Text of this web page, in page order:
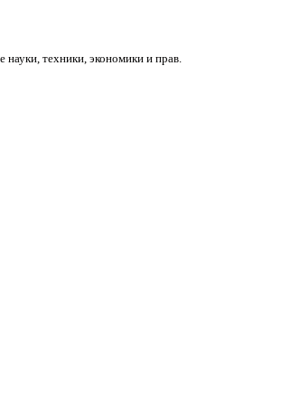
техники, экономики и прав.